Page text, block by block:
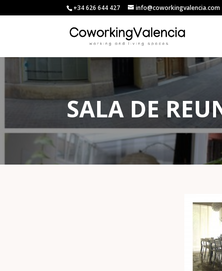
+34 626 644 427 info@coworkingvalencia.com
SALA DE